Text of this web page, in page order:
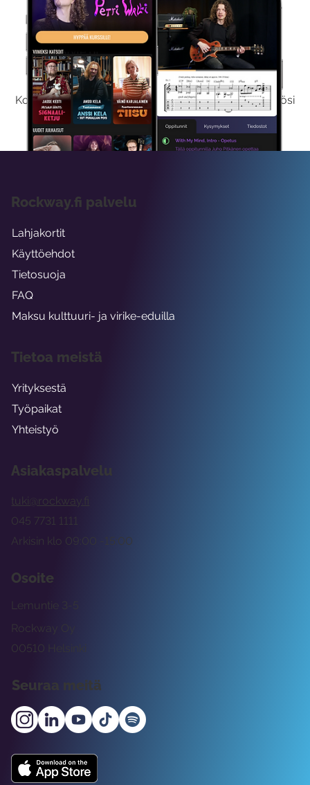
Kokeile Ilmaiseksi
Kokeilemalla ilmaiseksi saat koko sisältömme käyttöösi
viikon ajaksi.
Asiakaspalvelu
tuki@rockway.fi
Arkisin klo 09:00 -15:00
045 7731 1111
Osoite
Rockway Oy
Lemuntie 3-5
00510 Helsinki
Seuraa meitä
Rockway.fi palvelu
Lahjakortit
Käyttöehdot
Tietosuoja
FAQ
Maksu kulttuuri- ja virike-eduilla
Tietoa meistä
Yrityksestä
Työpaikat
Yhteistyö